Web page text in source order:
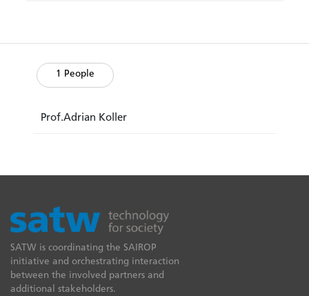
1 People
Prof.Adrian Koller
SATW is coordinating the SAIROP
initiative and orchestrating interaction
between the involved partners and
additional stakeholders.